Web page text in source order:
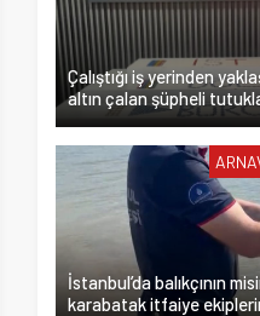
Çalıştığı iş yerinden
altın çalan şüpheli
İstanbul’da balıkçının
karabatak itfaiye